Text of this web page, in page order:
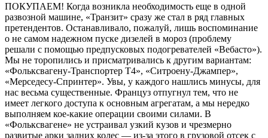
ПОКУПАЕМ! Когда возникла необходимость еще в одной
развозной машине, «Транзит» сразу же стал в ряд главных
претендентов. Останавливало, пожалуй, лишь воспоминание
о не самом надежном пуске дизелей в мороз (проблему
решали с помощью предпусковых подогревателей «Вебасто»).
Мы не торопились и присматривались к другим вариантам:
«Фольксвагену-Транспортер Т4», «Ситроену-Джампер»,
«Мерседесу-Спринтер». Увы, у каждого нашлись минусы, для
нас весьма существенные. Француз отпугнул тем, что не
имеет легкого доступа к основным агрегатам, а мы нередко
выполняем кое-какие операции своими силами. В
«Фольксвагене» не устраивал узкий кузов и чрезмерно
развитые арки задних колес — из-за этого в грузовой отсек с